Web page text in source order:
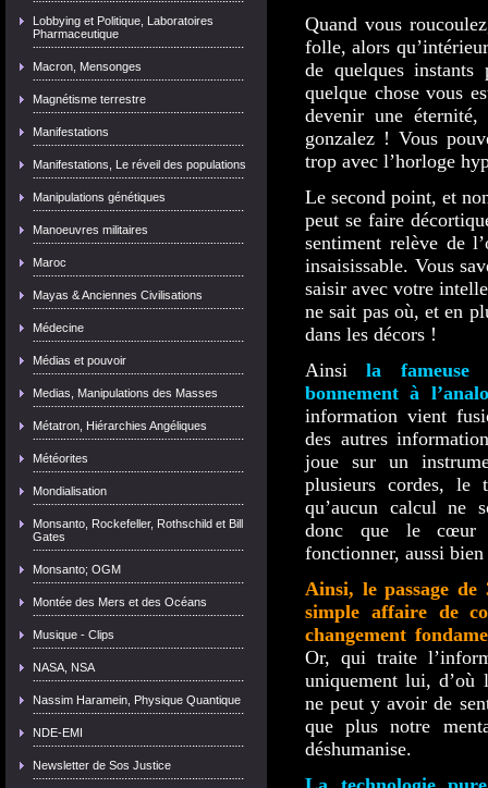
Lobbying et Politique, Laboratoires
Pharmaceutique
Macron, Mensonges
Magnétisme terrestre
Manifestations
Manifestations, Le réveil des populations
Manipulations génétiques
Manoeuvres militaires
Maroc
Mayas & Anciennes Civilisations
Médecine
Médias et pouvoir
Medias, Manipulations des Masses
Métatron, Hiérarchies Angéliques
Météorites
Mondialisation
Monsanto, Rockefeller, Rothschild et Bill
Gates
Monsanto; OGM
Montée des Mers et des Océans
Musique - Clips
NASA, NSA
Nassim Haramein, Physique Quantique
NDE-EMI
Newsletter de Sos Justice
Quand vous
folle, alors
de quelques
quelque chose vous
devenir une
gonzalez ! Vous
trop avec l’horloge
Le second point, et
peut se faire
sentiment relève de
insaisissable. Vous
saisir avec votre
ne sait pas où, et en
dans les décors !
Ainsi la fameuse
bonnement à
information vient
des autres
joue sur un
plusieurs cordes, le
qu’aucun calcul ne
donc que le cœur
fonctionner, aussi
Ainsi, le passage de
simple affaire de
changement
Or, qui traite
uniquement lui, d’où
ne peut y avoir de
que plus notre
déshumanise.